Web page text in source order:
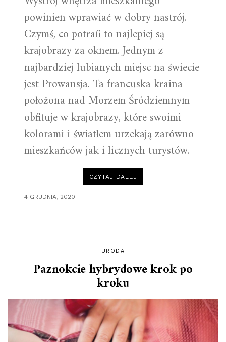
powinien wprawiać w dobry nastrój.
Czymś, co potrafi to najlepiej są
krajobrazy za oknem. Jednym z
najbardziej lubianych miejsc na świecie
jest Prowansja. Ta francuska kraina
położona nad Morzem Śródziemnym
obfituje w krajobrazy, które swoimi
kolorami i światłem urzekają zarówno
mieszkańców jak i licznych turystów.
CZYTAJ DALEJ
4 GRUDNIA, 2020
URODA
Paznokcie hybrydowe krok po
kroku